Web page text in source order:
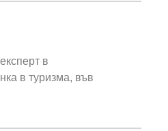
в
в туризма, във